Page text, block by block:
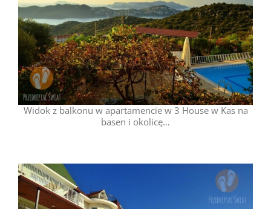
Widok z balkonu w apartamencie w 3 House w Kas na
basen i okolicę…